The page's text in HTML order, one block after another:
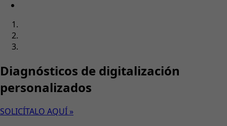
Diagnósticos de digitalización
personalizados
SOLICÍTALO AQUÍ »